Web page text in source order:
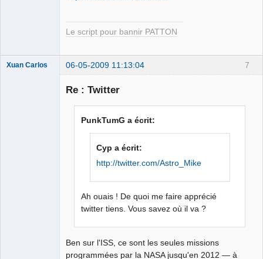
Le script pour bannir PATTON
7
Xuan Carlos 06-05-2009 11:13:04
Re : Twitter
PunkTumG a écrit:
Cyp a écrit:
http://twitter.com/Astro_Mike
Ah ouais ! De quoi me faire apprécié
twitter tiens. Vous savez où il va ?
Ben sur l'ISS, ce sont les seules missions
programmées par la NASA jusqu'en 2012 — à